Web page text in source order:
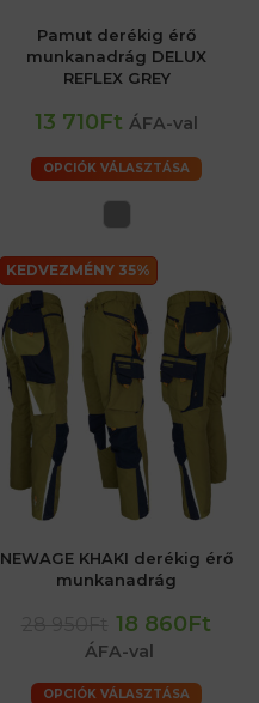
Pamut derékig érő
munkanadrág DELUX
REFLEX GREY
13 710Ft ÁFA-val
OPCIÓK VÁLASZTÁSA
KEDVEZMÉNY 35%
NEWAGE KHAKI derékig érő
munkanadrág
18 860Ft
ÁFA-val
OPCIÓK VÁLASZTÁSA